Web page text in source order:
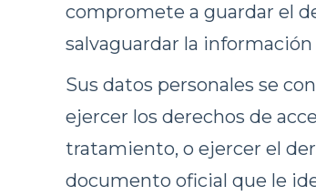
compromete a guardar el
salvaguardar la
Sus datos personales se
ejercer los derechos de
tratamiento, o ejercer el
documento oficial que le